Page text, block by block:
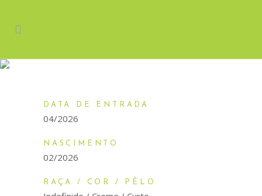
DATA DE ENTRADA
04/2026
NASCIMENTO
02/2026
RAÇA / COR / PÊLO